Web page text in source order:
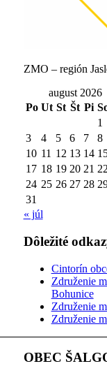
ZMO – región
august 2026
Po Ut St Št Pi
1
3
4 5 6 7 8
10 11 12 13 14
17 18 19 20 21 22
24 25 26 27 28
31
« júl
Dôležité
Cintorín
Združenie
Bohunice
Združenie
Združenie
OBEC